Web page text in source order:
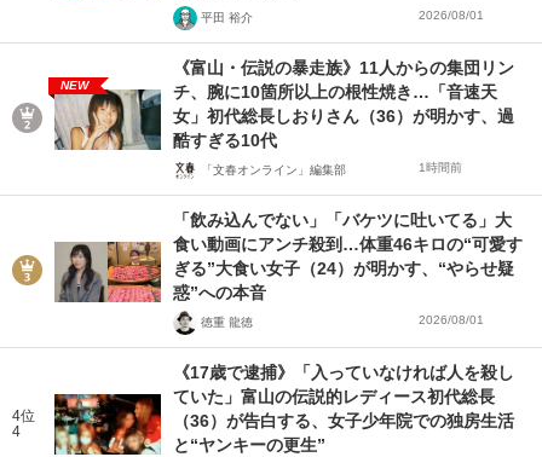
平田 裕介 2026/08/01
NEW
《富山・伝説の暴走族》11人からの集団リン
チ、腕に10箇所以上の根性焼き…「音速天
女」初代総長しおりさん（36）が明かす、過
酷すぎる10代
「文春オンライン」編集部 1時間前
「飲み込んでない」「バケツに吐いてる」大
食い動画にアンチ殺到…体重46キロの“可愛す
ぎる”大食い女子（24）が明かす、“やらせ疑
惑”への本音
徳重 龍徳 2026/08/01
4位
4
《17歳で逮捕》「入っていなければ人を殺し
ていた」富山の伝説的レディース初代総長
（36）が告白する、女子少年院での独房生活
と“ヤンキーの更生”